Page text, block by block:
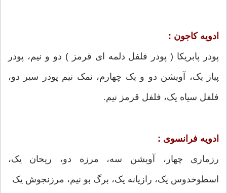
ادویه کاجون :
پودر پابریکا ( پودر فلفل دلمه ای قرمز ) دو و نیم، پودر
پیاز یک، آویشن دو و یک چهارم، نمک نیم پودر سیر دو،
فلفل سیاه یک، فلفل قرمز نیم.
ادویه فرانسوی :
رزماری چهار، آویشن سه، مرزه دو، ریحان یک،
اسطوخدوس یک، رازیانه یک، برگ بو نیم، مرزنجوش یک